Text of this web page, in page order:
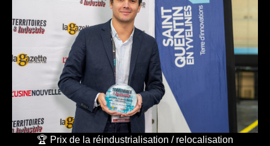
🏆 Prix de la réindustrialisation / relocalisation